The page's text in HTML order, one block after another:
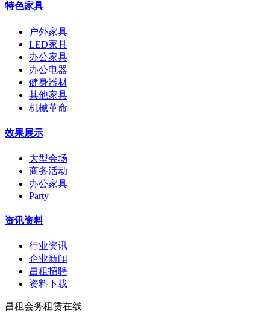
特色家具
户外家具
LED家具
办公家具
办公电器
健身器材
其他家具
机械革命
效果展示
大型会场
商务活动
办公家具
Party
资讯资料
行业资讯
企业新闻
昌租招聘
资料下载
昌租会务租赁在线